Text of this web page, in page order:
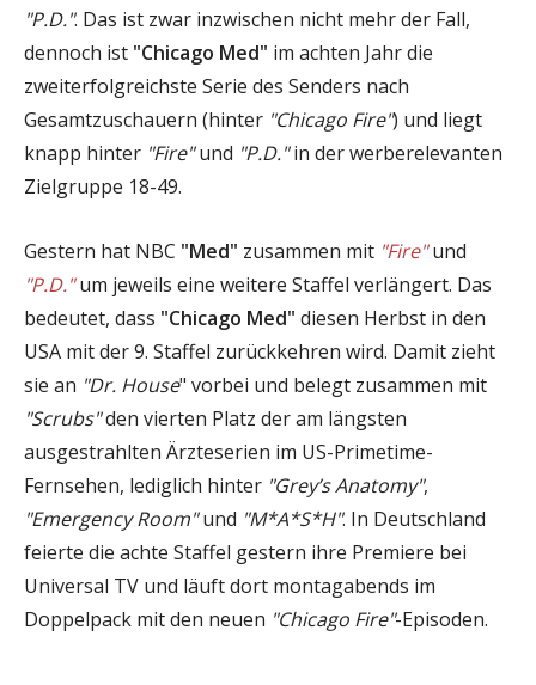
"P.D.". Das ist zwar inzwischen nicht mehr der Fall,
dennoch ist "Chicago Med" im achten Jahr die
zweiterfolgreichste Serie des Senders nach
Gesamtzuschauern (hinter "Chicago Fire") und liegt
knapp hinter "Fire"und "P.D."in der werberelevanten
Zielgruppe 18-49.
Gestern hat NBC "Med" zusammen mit "Fire"und
"P.D."um jeweils eine weitere Staffel verlängert. Das
bedeutet, dass "Chicago Med" diesen Herbst in den
USA mit der 9. Staffel zurückkehren wird. Damit zieht
sie an "Dr. House" vorbei und belegt zusammen mit
"Scrubs"den vierten Platz der am längsten
ausgestrahlten Ärzteserien im US-Primetime-
Fernsehen, lediglich hinter "Grey’s Anatomy",
"Emergency Room"und "M*A*S*H". In Deutschland
feierte die achte Staffel gestern ihre Premiere bei
Universal TV und läuft dort montagabends im
Doppelpack mit den neuen "Chicago Fire"-Episoden.